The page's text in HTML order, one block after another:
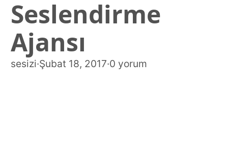
Seslendirme
Ajansı
sesizi·Şubat 18, 2017·0 yorum